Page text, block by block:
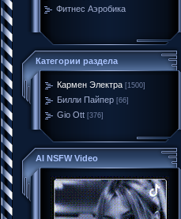
Фитнес Аэробика
Категории раздела
Кармен Электра [1500]
Билли Пайпер [66]
Gio Ott [376]
AI NSFW Video